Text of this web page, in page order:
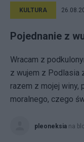
KULTURA
Pojednanie z
Wracam z
z wujem z Podlasia
razem z mojej winy,
moralnego, czego
pleoneksia na